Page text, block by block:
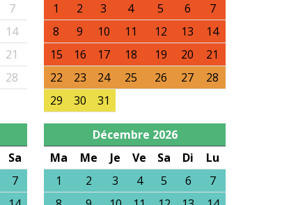
7
14
21
28
1
2 3 4 5 6
7
8
9 10 11 12 13
14
15
16 17 18 19 20
21
22
23 24 25 26 27
28
29
30 31
Sa
7
Décembre 2026
Ma
Me Je Ve Sa Di
Lu
1
2 3 4 5 6
7